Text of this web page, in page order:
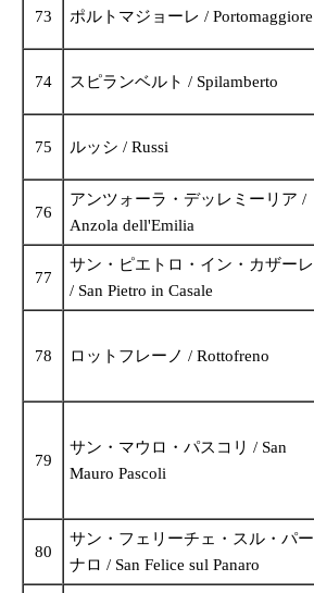
73 ポルトマジョーレ / Portomaggiore
74 スピランベルト / Spilamberto
75 ルッシ / Russi
76
アンツォーラ・デッレミーリア /
Anzola dell'Emilia
77
サン・ピエトロ・イン・カザーレ
/ San Pietro in Casale
78 ロットフレーノ / Rottofreno
79
サン・マウロ・パスコリ / San
Mauro Pascoli
80
サン・フェリーチェ・スル・パー
ナロ / San Felice sul Panaro